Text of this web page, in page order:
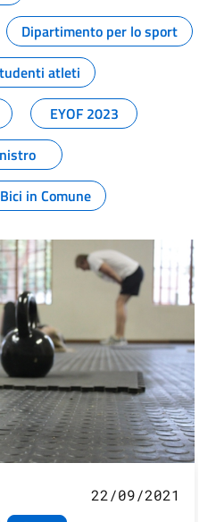
Dipartimento per lo sport
atleti
EYOF 2023
Bici in Comune
22/09/2021